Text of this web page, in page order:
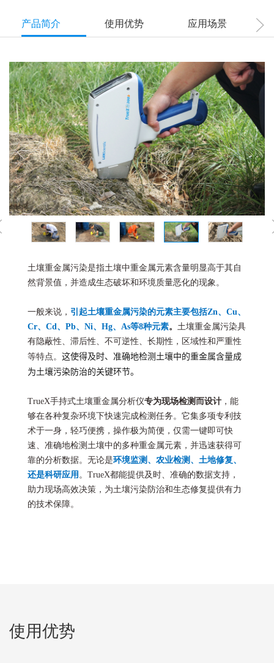
产品简介 使用优势 应用场景
土壤重金属污染是指土壤中重金属元素含量明显高于其自
然背景值，并造成生态破坏和环境质量恶化的现象。
一般来说， 引起土壤重金属污染的元素主要包括Zn、Cu、
Cr、Cd、Pb、Ni、Hg、As等8种元素。 土壤重金属污染具
有隐蔽性、滞后性、不可逆性、长期性，区域性和严重性
等特点。 这使得及时、准确地检测土壤中的重金属含量成
为土壤污染防治的关键环节。
TrueX手持式土壤重金属分析仪专为现场检测而设计 ，能
够在各种复杂环境下快速完成检测任务。它集多项专利技
术于一身，轻巧便携，操作极为简便，仅需一键即可快
速、准确地检测土壤中的多种重金属元素，并迅速获得可
靠的分析数据。 无论是环境监测、农业检测、土地修复、
还是科研应用 。TrueX都能提供及时、准确的数据支持，
助力现场高效决策，为土壤污染防治和生态修复提供有力
的技术保障。
使用优势